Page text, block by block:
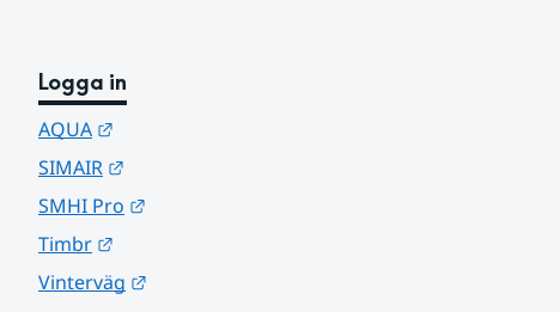
Logga in
AQUA
SIMAIR
SMHI Pro
Timbr
Vinterväg